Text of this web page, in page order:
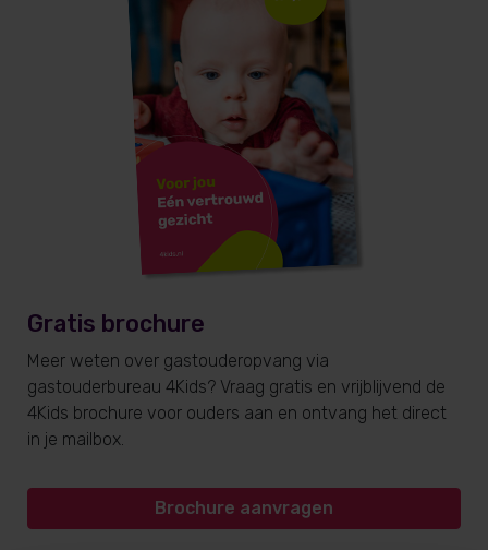
Gratis brochure
Meer weten over gastouderopvang via
gastouderbureau 4Kids? Vraag gratis en vrijblijvend de
4Kids brochure voor ouders aan en ontvang het direct
in je mailbox.
Brochure aanvragen